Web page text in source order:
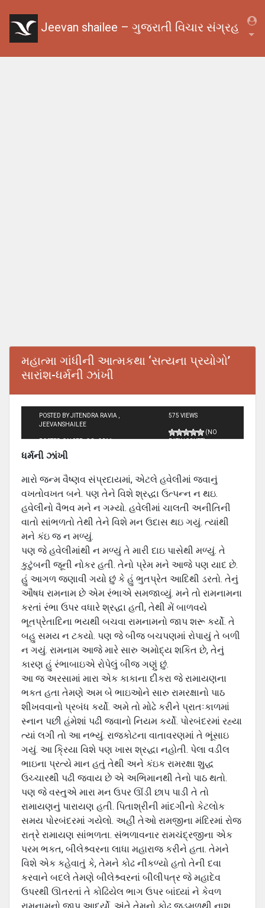
Jeevan shailee – ગુજરાતી વિચાર સંગ્રહ
મહાત્મા ગાંધીની આત્મકથા ‘સત્યના પ્રયોગો’
સારાંશ-ધર્મની ઝાંખી
POSTED BY JITENDRA RAVIA ,
JEEVANSHAILEE
POSTED ON SEP - 30 - 2011
575 VIEWS
(NO
RATINGS YET)
ધર્મની ઝાંખી
મારો જન્‍મ વૈષ્‍ણવ સંપ્રદાયમાં, એટલે હવેલીમાં જવાનું
વખતોવખત બને. પણ તેને વિશે શ્રદ્ધા ઉત્‍પન્‍ન ન થઇ.
હવેલીનો વૈભવ મને ન ગમ્‍યો. હવેલીમાં ચાલતી અનીતિની
વાતો સાંભળતો તેથી તેને વિશે મન ઉદાસ થઇ ગયું. ત્‍યાંથી
મને કંઇ જ ન મળ્યું.
પણ જે હવેલીમાંથી ન મળ્યું તે મારી દાઇ પાસેથી મળ્યું. તે
કુટુંબની જૂની નોકર હતી. તેનો પ્રેમ મને આજે પણ યાદ છે.
હું આગળ જણાવી ગયો છું કે હું ભુતપ્રેત આદિથી ડરતો. તેનું
ઔષધ રામનામ છે એમ રંભાએ સમજાવ્‍યું. મને તો રામનામના
કરતાં રંભા ઉપર વધારે શ્રદ્ધા હતી, તેથી મેં બાળવયે
ભૂતપ્રેતાદિના ભયથી બચવા રામનામનો જાપ શરૂ કર્યો. તે
બહુ સમય ન ટકયો. પણ જે બીજ બચપણમાં રોપાયું તે બળી
ન ગયું. રામનામ આજે મારે સારુ અમોદ્ય શકિત છે, તેનું
કારણ હું રંભાબાઇએ રોપેલું બીજ ગણું છું.
આ જ અરસામાં મારા એક કાકાના દીકરા જે રામાયણના
ભકત હતા તેમણે અમ બે ભાઇઓને સારુ રામરક્ષાનો પાઠ
શીખવવાનો પ્રબંધ કર્યો. અમે તો મોઢે કરીને પ્રાતઃકાળમાં
સ્‍નાન પછી હંમેશાં પઢી જવાનો નિયમ કર્યો. પોરબંદરમાં રહ્યા
ત્‍યાં લગી તો આ નભ્‍યું. રાજકોટના વાતાવરણમાં તે ભૂંસાઇ
ગયું. આ ક્રિયા વિશે પણ ખાસ શ્રદ્ધા નહોતી. પેલા વડીલ
ભાઇના પ્રત્‍યે માન હતું તેથી અને કંઇક રામરક્ષા શુદ્ધ
ઉચ્‍ચારથી પઢી જવાય છે એ અભિમાનથી તેનો પાઠ થતો.
પણ જે વસ્‍તુએ મારા મન ઉપર ઊંડી છાપ પાડી તે તો
રામાયણનું પારાયણ હતી. પિતાશ્રીની માંદગીનો કેટલોક
સમય પોરબંદરમાં ગયેલો. અહીં તેઓ રામજીના મંદિરમાં રોજ
રાત્રે રામાયણ સાંભળતા. સંભળાવનાર રામચંદ્રજીના એક
પરમ ભકત, બીલેશ્ર્વરના લાધા મહારાજ કરીને હતા. તેમને
વિશે એક કહેવાતું કે, તેમને કોઢ નીકળ્યો હતો તેની દવા
કરવાને બદલે તેમણે બીલેશ્ર્વરનાં બીલીપત્ર જે મહાદેવ
ઉપરથી ઊતરતાં તે કોઢિયેલ ભાગ ઉપર બાંધ્‍યાં ને કેવળ